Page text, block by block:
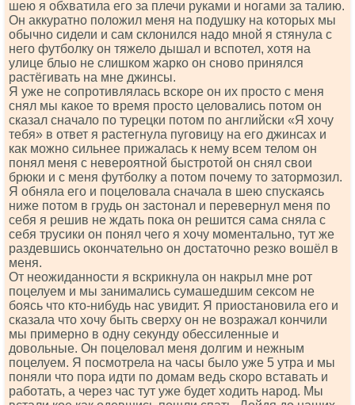
шею я обхватила его за плечи руками и ногами за талию.
Он аккуратно положил меня на подушку на которых мы
обычно сидели и сам склонился надо мной я стянула с
него футболку он тяжело дышал и вспотел, хотя на
улице блыо не слишком жарко он сново принялся
растёгивать на мне джинсы.
Я уже не сопротивлялась вскоре он их просто с меня
снял мы какое то время просто целовались потом он
сказал сначало по турецки потом по английски «Я хочу
тебя» в ответ я растегнула пуговицу на его джинсах и
как можно сильнее прижалась к нему всем телом он
понял меня с невероятной быстротой он снял свои
брюки и с меня футболку а потом почему то затормозил.
Я обняла его и поцеловала сначала в шею спускаясь
ниже потом в грудь он застонал и перевернул меня по
себя я решив не ждать пока он решится сама сняла с
себя трусики он понял чего я хочу моментально, тут же
раздевшись окончательно он достаточно резко вошёл в
меня.
От неожиданности я вскрикнула он накрыл мне рот
поцелуем и мы занимались сумашедшим сексом не
боясь что кто-нибудь нас увидит. Я приостановила его и
сказала что хочу быть сверху он не возражал кончили
мы примерно в одну секунду обессиленные и
довольные. Он поцеловал меня долгим и нежным
поцелуем. Я посмотрела на часы было уже 5 утра и мы
поняли что пора идти по домам ведь скоро вставать и
работать, а через час тут уже будет ходить народ. Мы